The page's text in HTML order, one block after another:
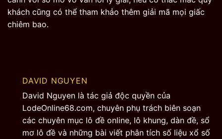
khách cũng có thể tham khảo thêm giải mã mọi giấc
chiêm bao.
DAVID NGUYEN
David Nguyen là tác giả độc quyền của
LodeOnline68.com, chuyên phụ trách biên soạn
các chuyên mục lô đề online, lô khung, dàn đề, sổ
mơ lô đề và những bài viết phân tích số liệu xổ số